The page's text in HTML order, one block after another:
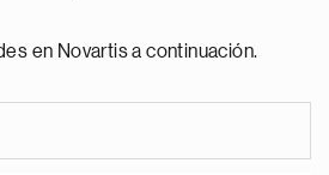
en Novartis a continuación.